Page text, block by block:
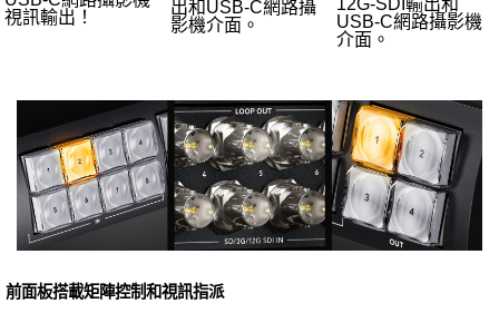
視訊輸出！
出和USB-C網路攝
影機介面。
12G-SDI輸出和
USB-C網路攝影機
介面。
前面板搭載矩陣控制和視訊指派